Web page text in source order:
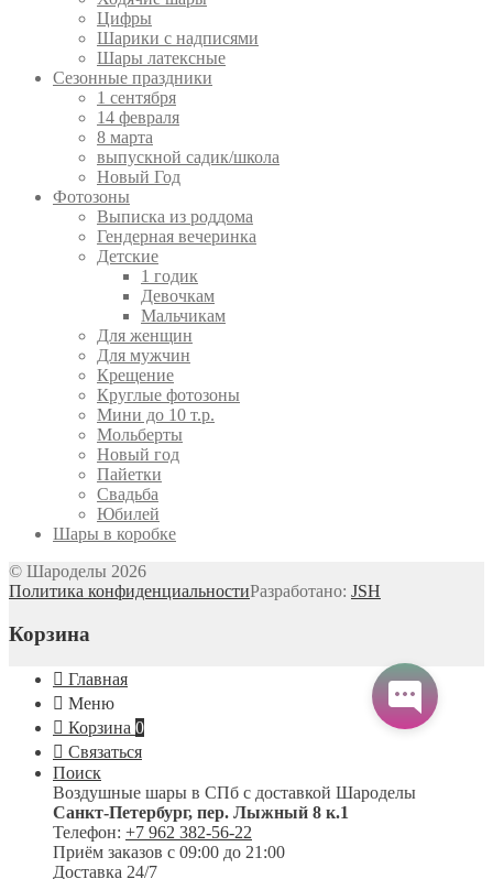
Цифры
Шарики с надписями
Шары латексные
Сезонные праздники
1 сентября
14 февраля
8 марта
выпускной садик/школа
Новый Год
Фотозоны
Выписка из роддома
Гендерная вечеринка
Детские
1 годик
Девочкам
Мальчикам
Для женщин
Для мужчин
Крещение
Круглые фотозоны
Мини до 10 т.р.
Мольберты
Новый год
Пайетки
Свадьба
Юбилей
Шары в коробке
© Шароделы 2026
Политика конфиденциальностиРазработано: JSH
Корзина
Главная
Меню
Корзина 0
Связаться
Поиск
Воздушные шары в СПб с доставкой Шароделы
Санкт-Петербург, пер. Лыжный 8 к.1
Телефон: +7 962 382-56-22
Приём заказов с 09:00 до 21:00
Доставка 24/7